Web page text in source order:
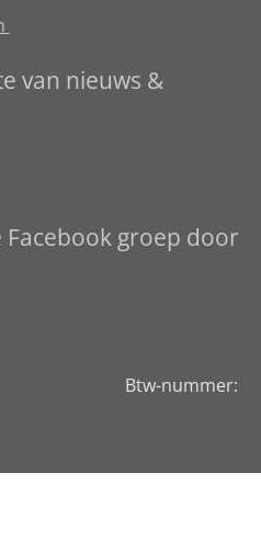
van nieuws &
Facebook groep door
Btw-nummer: